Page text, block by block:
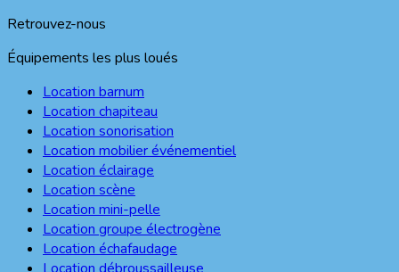
Retrouvez-nous
Équipements les plus loués
Location barnum
Location chapiteau
Location sonorisation
Location mobilier événementiel
Location éclairage
Location scène
Location mini-pelle
Location groupe électrogène
Location échafaudage